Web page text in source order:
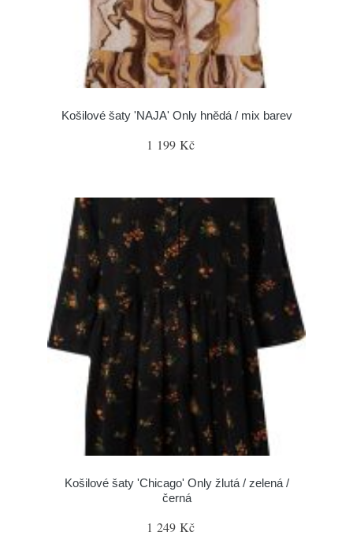
Košilové šaty 'NAJA' Only hnědá / mix barev
1 199 Kč
Košilové šaty 'Chicago' Only žlutá / zelená /
černá
1 249 Kč